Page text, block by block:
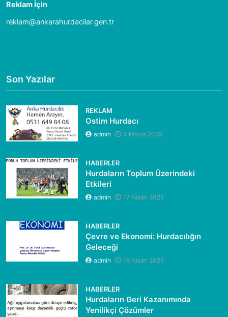
Reklam İçin
reklam@ankarahurdacilar.gen.tr
Son Yazılar
REKLAM
Ostim Hurdacı
admin 4 Mayıs 2025
HABERLER
Hurdaların Toplum Üzerindeki
Etkileri
admin 17 Nisan 2025
HABERLER
Çevre ve Ekonomi: Hurdacılığın
Geleceği
admin 16 Nisan 2025
HABERLER
Hurdaların Geri Kazanımında
Yenilikçi Çözümler